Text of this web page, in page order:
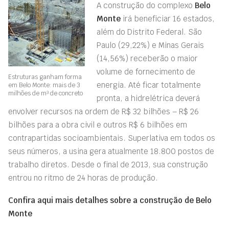
Estruturas ganham forma
em Belo Monte: mais de 3
milhões de m³ de concreto
A construção do complexo Belo
Monte irá beneficiar 16 estados,
além do Distrito Federal. São
Paulo (29,22%) e Minas Gerais
(14,56%) receberão o maior
volume de fornecimento de
energia. Até ficar totalmente
pronta, a hidrelétrica deverá
envolver recursos na ordem de R$ 32 bilhões – R$ 26
bilhões para a obra civil e outros R$ 6 bilhões em
contrapartidas socioambientais. Superlativa em todos os
seus números, a usina gera atualmente 18.800 postos de
trabalho diretos. Desde o final de 2013, sua construção
entrou no ritmo de 24 horas de produção.
Confira aqui mais detalhes sobre a construção de Belo
Monte